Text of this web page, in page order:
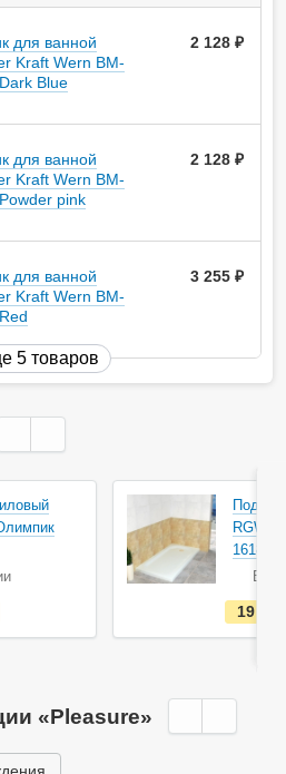
для ванной
Kraft Wern BM-
Blue
2 128
для ванной
Kraft Wern BM-
pink
2 128
для ванной
Kraft Wern BM-
3 255
5 товаров
RGW
В
19
«Pleasure»